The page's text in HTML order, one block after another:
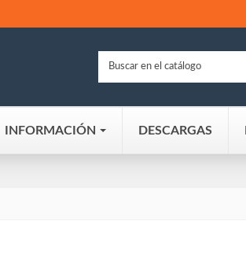
INFORMACIÓN DESCARGAS